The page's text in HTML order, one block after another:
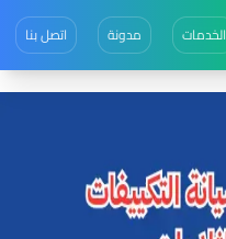
الخدمات مدونة اتصل بنا